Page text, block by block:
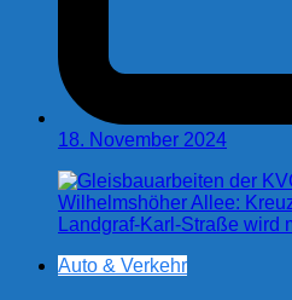
18. November 2024
Auto & Verkehr